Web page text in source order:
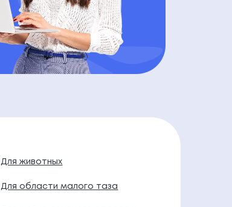
Для животных
Для области малого таза